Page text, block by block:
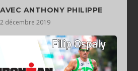
ANTHONY PHILIPPE
2 décembre 2019